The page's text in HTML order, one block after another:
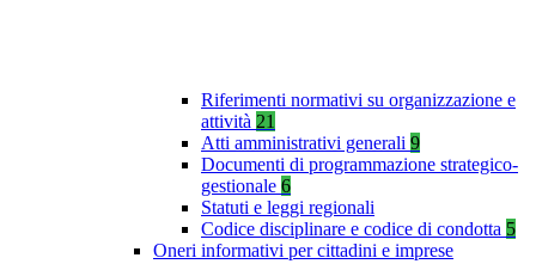
Riferimenti normativi su organizzazione e
attività 21
Atti amministrativi generali 9
Documenti di programmazione strategico-
gestionale 6
Statuti e leggi regionali
Codice disciplinare e codice di condotta 5
Oneri informativi per cittadini e imprese